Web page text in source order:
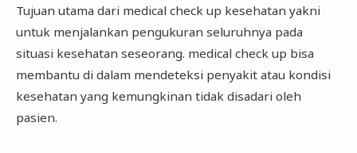
Tujuan utama dari medical check up kesehatan yakni
untuk menjalankan pengukuran seluruhnya pada
situasi kesehatan seseorang. medical check up bisa
membantu di dalam mendeteksi penyakit atau kondisi
kesehatan yang kemungkinan tidak disadari oleh
pasien.